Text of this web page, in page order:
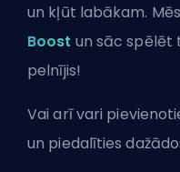
un kļūt labākam.
Boost un sāc spēlēt
pelnījis!
Vai arī vari
un piedalīties